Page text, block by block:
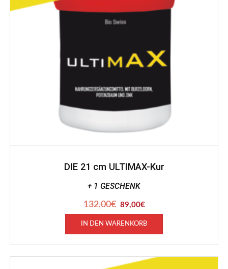
DIE 21 cm ULTIMAX-Kur
+ 1 GESCHENK
132,00€ Ursprünglicher
Preis
war:
89,00€Aktueller
Preis
ist:
IN DEN WARENKORB